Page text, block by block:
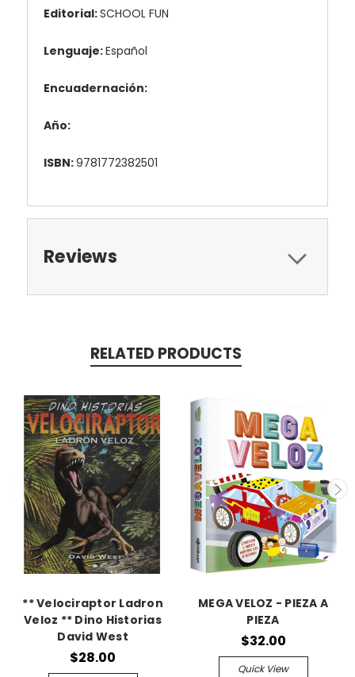
Editorial:SCHOOL FUN
Lenguaje:Español
Encuadernación:
Año:
ISBN:9781772382501
Reviews
RELATED PRODUCTS
** Velociraptor Ladron
Veloz ** Dino Historias
David West
$28.00
MEGA VELOZ - PIEZA A
PIEZA
$32.00
Quick View